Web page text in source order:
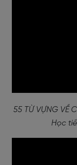
55 TỪ VỰNG VỀ
Học